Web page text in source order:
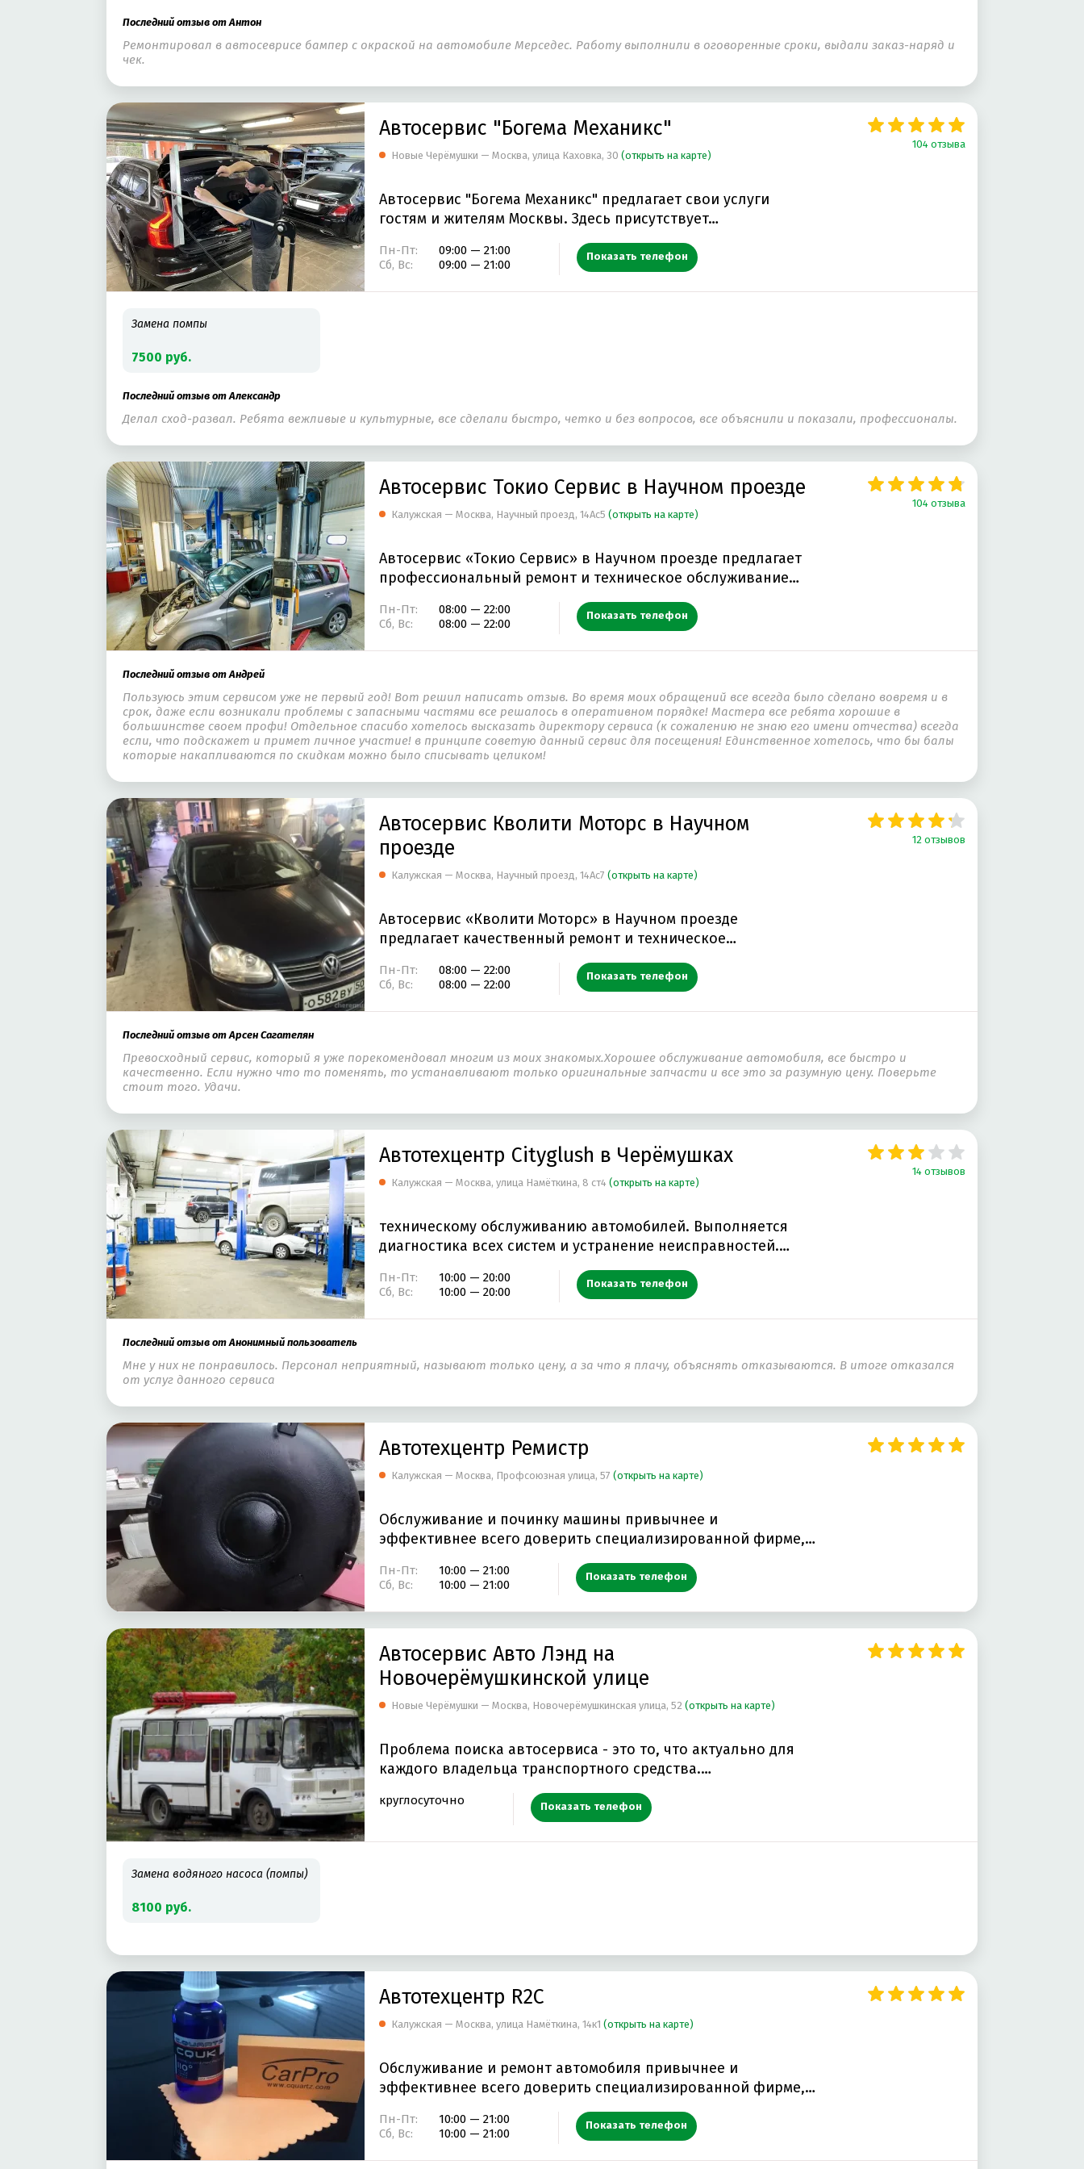
Последний отзыв от Антон
Ремонтировал в автосеврисе бампер с окраской на автомобиле Мерседес. Работу выполнили в оговоренные сроки, выдали заказ-наряд и
чек.
Автосервис "Богема Механикс"
104 отзыва
Новые Черёмушки — Москва, улица Каховка, 30 (открыть на карте)
Автосервис "Богема Механикс" предлагает свои услуги
гостям и жителям Москвы. Здесь присутствует…
Пн-Пт:
09:00 — 21:00
Сб, Вс:
09:00 — 21:00 Показать телефон
Замена помпы
7500 руб.
Последний отзыв от Александр
Делал сход-развал. Ребята вежливые и культурные, все сделали быстро, четко и без вопросов, все объяснили и показали, профессионалы.
Автосервис Токио Сервис в Научном проезде
104 отзыва
Калужская — Москва, Научный проезд, 14Ас5 (открыть на карте)
Автосервис «Токио Сервис» в Научном проезде предлагает
профессиональный ремонт и техническое обслуживание…
Пн-Пт:
08:00 — 22:00
Сб, Вс:
08:00 — 22:00 Показать телефон
Последний отзыв от Андрей
Пользуюсь этим сервисом уже не первый год! Вот решил написать отзыв. Во время моих обращений все всегда было сделано вовремя и в
срок, даже если возникали проблемы с запасными частями все решалось в оперативном порядке! Мастера все ребята хорошие в
большинстве своем профи! Отдельное спасибо хотелось высказать директору сервиса (к сожалению не знаю его имени отчества) всегда
если, что подскажет и примет личное участие! в принципе советую данный сервис для посещения! Единственное хотелось, что бы балы
которые накапливаются по скидкам можно было списывать целиком!
Автосервис Кволити Моторс в Научном
проезде
12 отзывов
Калужская — Москва, Научный проезд, 14Ас7 (открыть на карте)
Автосервис «Кволити Моторс» в Научном проезде
предлагает качественный ремонт и техническое
Пн-Пт:
08:00 — 22:00
Сб, Вс:
08:00 — 22:00 Показать телефон
Последний отзыв от Арсен Сагателян
Превосходный сервис, который я уже порекомендовал многим из моих знакомых.Хорошее обслуживание автомобиля, все быстро и
качественно. Если нужно что то поменять, то устанавливают только оригинальные запчасти и все это за разумную цену. Поверьте
стоит того. Удачи.
Автотехцентр Cityglush в Черёмушках
14 отзывов
Калужская — Москва, улица Намёткина, 8 ст4 (открыть на карте)
техническому обслуживанию автомобилей. Выполняется
диагностика всех систем и устранение неисправностей.…
Пн-Пт:
10:00 — 20:00
Сб, Вс:
10:00 — 20:00 Показать телефон
Последний отзыв от Анонимный пользователь
Мне у них не понравилось. Персонал неприятный, называют только цену, а за что я плачу, объяснять отказываются. В итоге отказался
от услуг данного сервиса
Автотехцентр Ремистр
Калужская — Москва, Профсоюзная улица, 57 (открыть на карте)
Обслуживание и починку машины привычнее и
эффективнее всего доверить специализированной фирме,
Пн-Пт:
10:00 — 21:00
Сб, Вс:
10:00 — 21:00 Показать телефон
Автосервис Авто Лэнд на
Новочерёмушкинской улице
Новые Черёмушки — Москва, Новочерёмушкинская улица, 52 (открыть на карте)
Проблема поиска автосервиса - это то, что актуально для
каждого владельца транспортного средства.…
круглосуточно Показать телефон
Замена водяного насоса (помпы)
8100 руб.
Автотехцентр R2C
Калужская — Москва, улица Намёткина, 14к1 (открыть на карте)
Обслуживание и ремонт автомобиля привычнее и
эффективнее всего доверить специализированной фирме,…
Пн-Пт:
10:00 — 21:00
Сб, Вс:
10:00 — 21:00 Показать телефон